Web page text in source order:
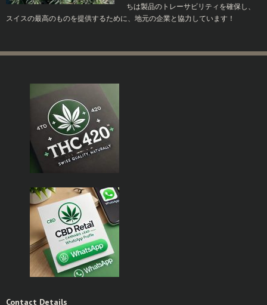
ちは製品のトレーサビリティを確保し、
スイスの最高のものを提供するために、地元の企業と協力しています！
Contact Details